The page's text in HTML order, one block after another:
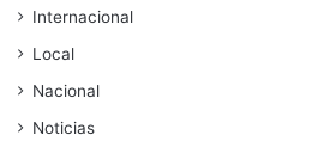
Internacional
Local
Nacional
Noticias